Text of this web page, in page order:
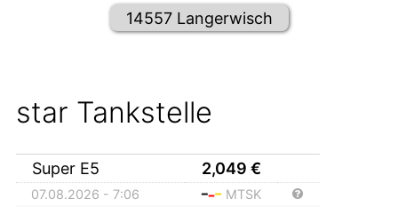
14557 Langerwisch
star Tankstelle
Super E5 2,049 €
07.08.2026 - 7:06 MTSK